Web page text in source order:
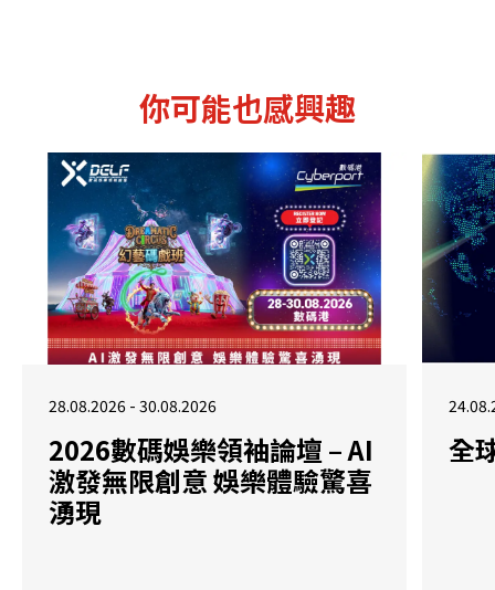
你可能也感興趣
28.08.2026 - 30.08.2026
2026數碼娛樂領袖論壇 – AI
激發無限創意 娛樂體驗驚喜
湧現
全